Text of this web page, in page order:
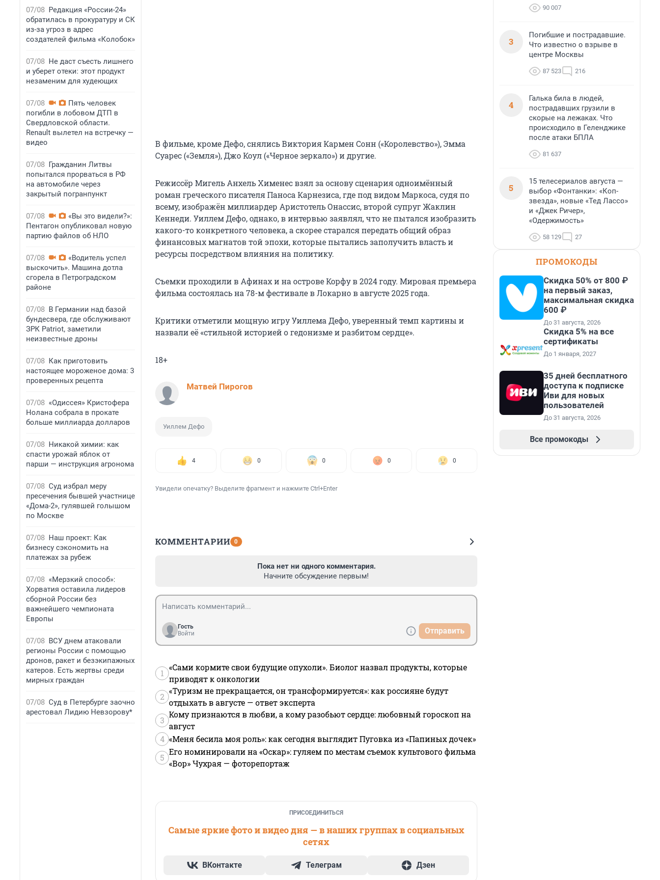
07/08 Редакция «России-24»
обратилась в прокуратуру и СК
из-за угроз в адрес
создателей фильма «Колобок»
07/08 Не даст съесть лишнего
и уберет отеки: этот продукт
незаменим для худеющих
07/08
Пять человек
погибли в лобовом ДТП в
Свердловской области.
Renault вылетел на встречку —
видео
07/08 Гражданин Литвы
попытался прорваться в РФ
на автомобиле через
закрытый погранпункт
07/08
«Вы это видели?»:
Пентагон опубликовал новую
партию файлов об НЛО
07/08
«Водитель успел
выскочить». Машина дотла
сгорела в Петроградском
районе
07/08 В Германии над базой
бундесвера, где обслуживают
ЗРК Patriot, заметили
неизвестные дроны
07/08 Как приготовить
настоящее мороженое дома: 3
проверенных рецепта
07/08 «Одиссея» Кристофера
Нолана собрала в прокате
больше миллиарда долларов
07/08 Никакой химии: как
спасти урожай яблок от
парши — инструкция агронома
07/08 Суд избрал меру
пресечения бывшей участнице
«Дома-2», гулявшей голышом
по Москве
07/08 Наш проект: Как
бизнесу сэкономить на
платежах за рубеж
07/08 «Мерзкий способ»:
Хорватия оставила лидеров
сборной России без
важнейшего чемпионата
Европы
07/08 ВСУ днем атаковали
регионы России с помощью
дронов, ракет и безэкипажных
катеров. Есть жертвы среди
мирных граждан
07/08 Суд в Петербурге заочно
арестовал Лидию Невзорову*
В фильме, кроме Дефо, снялись Виктория Кармен Сонн («Королевство»), Эмма
Суарес («Земля»), Джо Коул («Черное зеркало») и другие.
Режиссёр Мигель Анхель Хименес взял за основу сценария одноимённый
роман греческого писателя Паноса Карнезиса, где под видом Маркоса, судя по
всему, изображён миллиардер Аристотель Онассис, второй супруг Жаклин
Кеннеди. Уиллем Дефо, однако, в интервью заявлял, что не пытался изобразить
какого-то конкретного человека, а скорее старался передать общий образ
финансовых магнатов той эпохи, которые пытались заполучить власть и
ресурсы посредством влияния на политику.
Съемки проходили в Афинах и на острове Корфу в 2024 году. Мировая премьера
фильма состоялась на 78-м фестивале в Локарно в августе 2025 года.
Критики отметили мощную игру Уиллема Дефо, уверенный темп картины и
назвали её «стильной историей о гедонизме и разбитом сердце».
18+
Матвей Пирогов
Уиллем Дефо
4 0 0 0 0
Увидели опечатку? Выделите фрагмент и нажмите Ctrl+Enter
КОММЕНТАРИИ 0
Пока нет ни одного комментария.
Начните обсуждение первым!
Гость
Войти
Отправить
1
«Сами кормите свои будущие опухоли». Биолог назвал продукты, которые
приводят к онкологии
2
«Туризм не прекращается, он трансформируется»: как россияне будут
отдыхать в августе — ответ эксперта
3
Кому признаются в любви, а кому разобьют сердце: любовный гороскоп на
август
4 «Меня бесила моя роль»: как сегодня выглядит Пуговка из «Папиных дочек»
5
Его номинировали на «Оскар»: гуляем по местам съемок культового фильма
«Вор» Чухрая — фоторепортаж
ПРИСОЕДИНИТЬСЯ
Самые яркие фото и видео дня — в наших группах в социальных
сетях
ВКонтакте Телеграм Дзен
90 007
3
Погибшие и пострадавшие.
Что известно о взрыве в
центре Москвы
87 523 216
4
Галька била в людей,
пострадавших грузили в
скорые на лежаках. Что
происходило в Геленджике
после атаки БПЛА
81 637
5
15 телесериалов августа —
выбор «Фонтанки»: «Коп-
звезда», новые «Тед Лассо»
и «Джек Ричер»,
«Одержимость»
58 129 27
ПРОМОКОДЫ
Скидка 50% от 800 ₽
на первый заказ,
максимальная скидка
600 ₽
До 31 августа, 2026
Скидка 5% на все
сертификаты
До 1 января, 2027
35 дней бесплатного
доступа к подписке
Иви для новых
пользователей
До 31 августа, 2026
Все промокоды